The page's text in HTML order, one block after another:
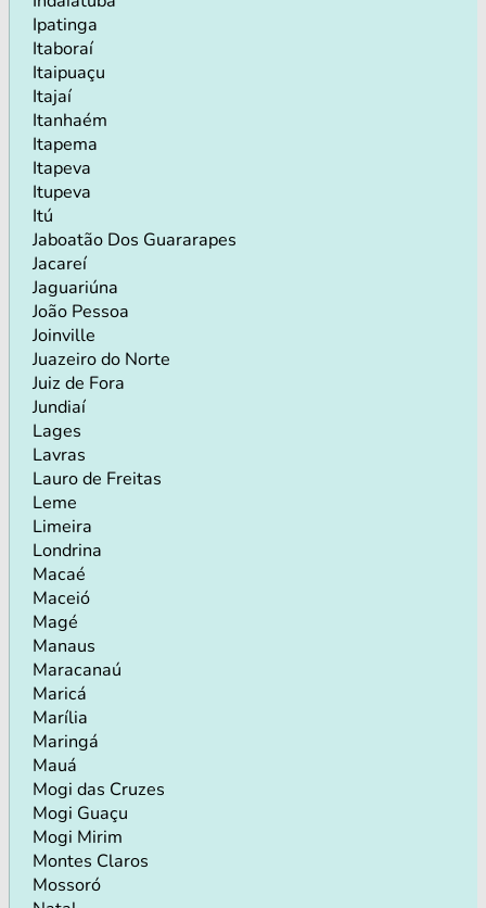
Ipatinga
Itaboraí
Itaipuaçu
Itajaí
Itanhaém
Itapema
Itapeva
Itupeva
Itú
Jaboatão Dos Guararapes
Jacareí
Jaguariúna
João Pessoa
Joinville
Juazeiro do Norte
Juiz de Fora
Jundiaí
Lages
Lavras
Lauro de Freitas
Leme
Limeira
Londrina
Macaé
Maceió
Magé
Manaus
Maracanaú
Maricá
Marília
Maringá
Mauá
Mogi das Cruzes
Mogi Guaçu
Mogi Mirim
Montes Claros
Mossoró